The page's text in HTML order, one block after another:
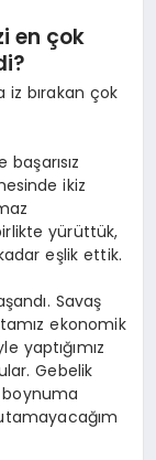
en çok
iz bırakan çok
ikiz
yürüttük,
eşlik ettik.
Savaş
ekonomik
yaptığımız
Gebelik